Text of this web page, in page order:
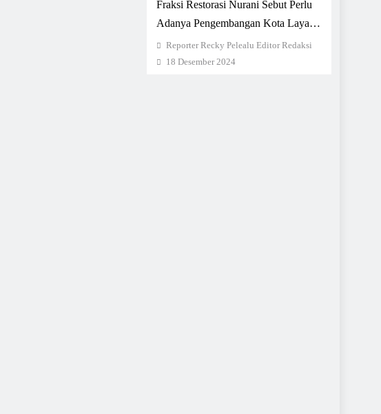
Fraksi Restorasi Nurani Sebut Perlu
Adanya Pengembangan Kota Layak
Anak
Reporter Recky Pelealu Editor Redaksi
18 Desember 2024